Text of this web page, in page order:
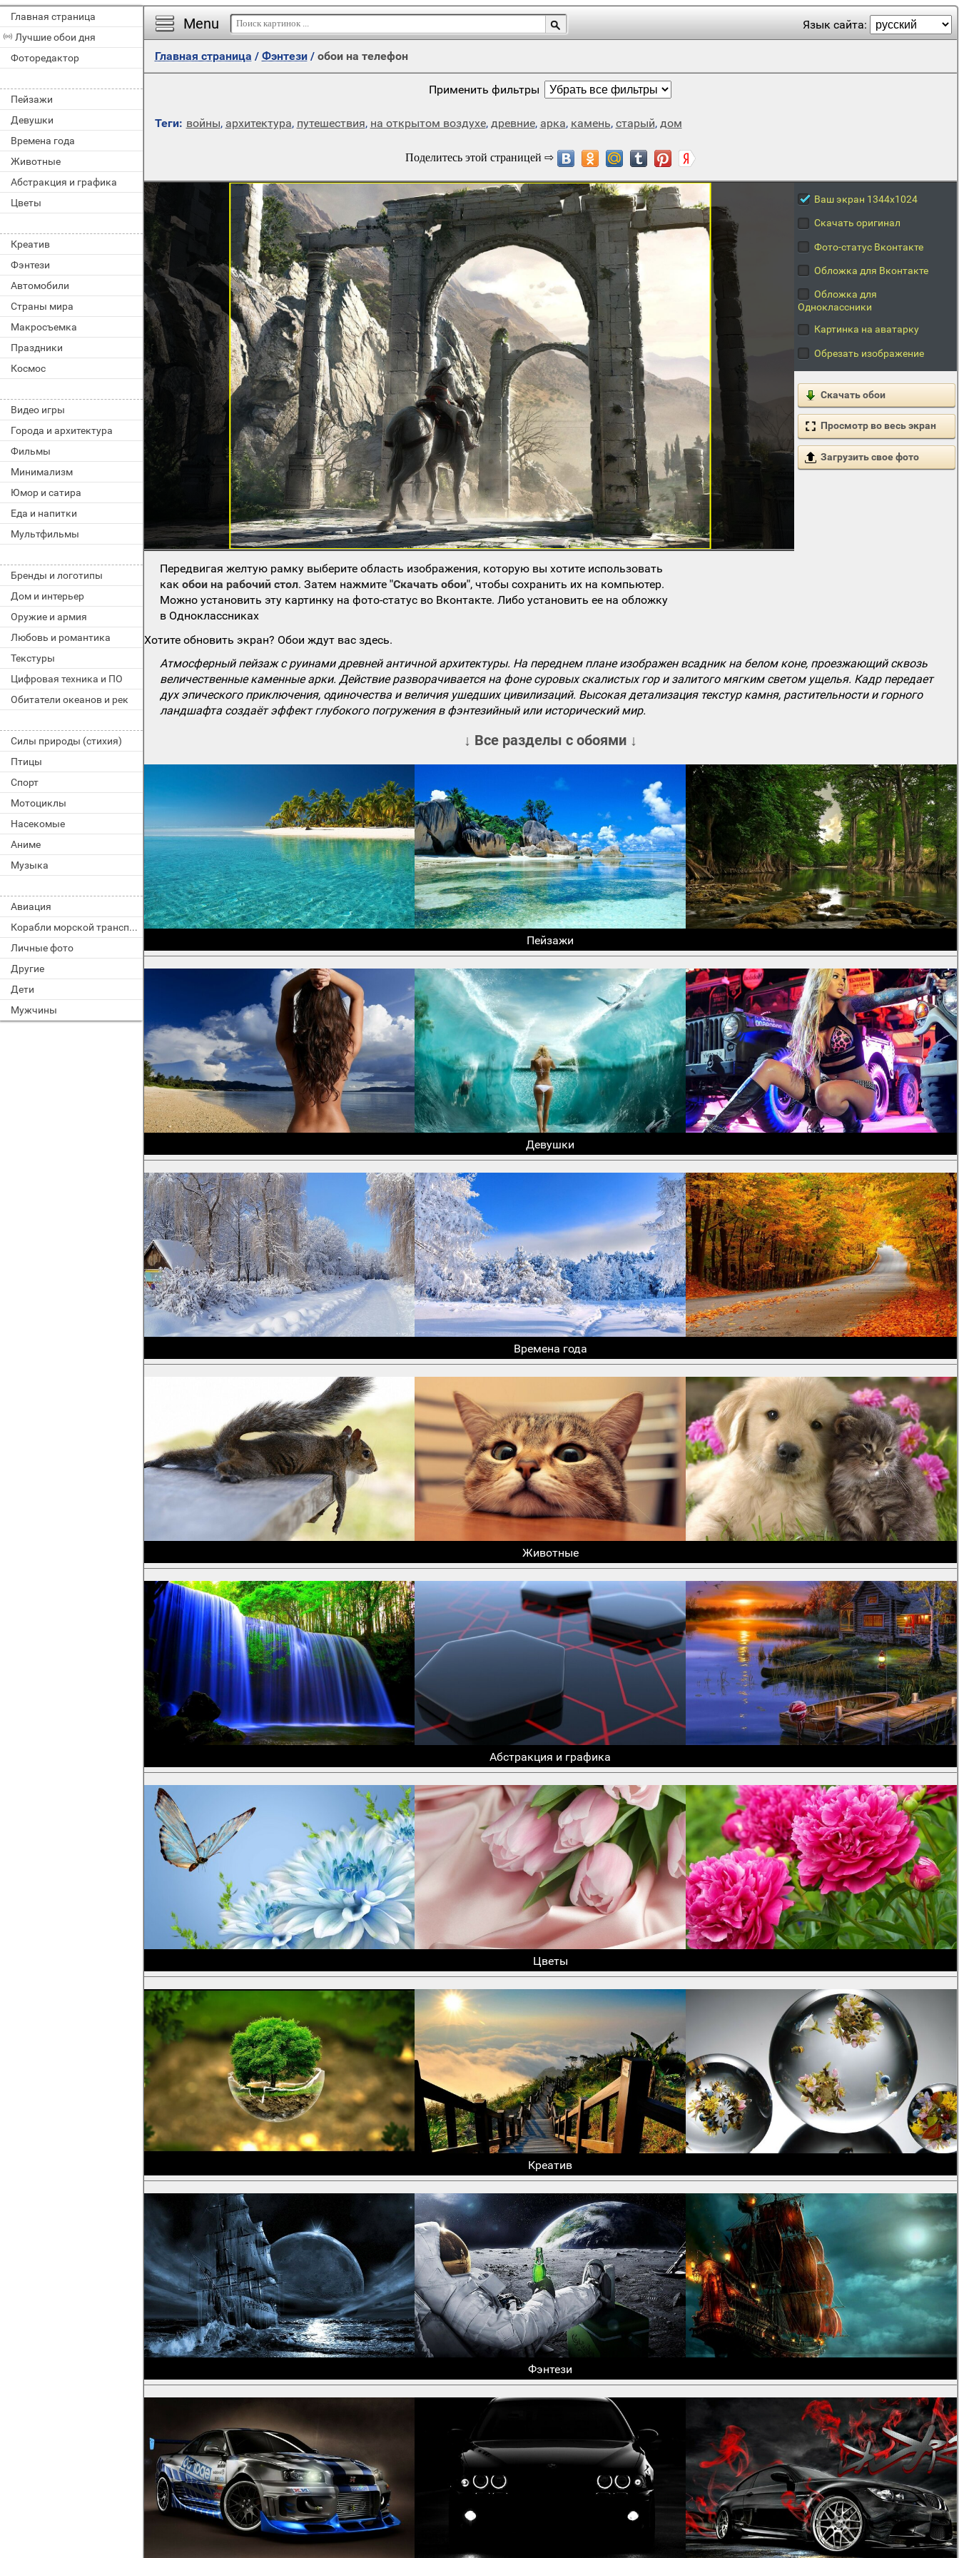
Главная страница
Лучшие обои дня
Фоторедактор
Пейзажи
Девушки
Времена года
Животные
Абстракция и графика
Цветы
Креатив
Фэнтези
Автомобили
Страны мира
Макросъемка
Праздники
Космос
Видео игры
Города и архитектура
Фильмы
Минимализм
Юмор и сатира
Еда и напитки
Мультфильмы
Бренды и логотипы
Дом и интерьер
Оружие и армия
Любовь и романтика
Текстуры
Цифровая техника и ПО
Обитатели океанов и рек
Силы природы (стихия)
Птицы
Спорт
Мотоциклы
Насекомые
Аниме
Музыка
Авиация
Корабли морской транспорт
Личные фото
Другие
Дети
Мужчины
Menu Язык сайта:
Главная страница / Фэнтези/ обои на телефон
Применить фильтры
Теги: войны, архитектура, путешествия, на открытом воздухе, древние, арка, камень, старый, дом
Ваш экран 1344x1024
Скачать оригинал
Фото-статус Вконтакте
Обложка для Вконтакте
Обложка для
Одноклассники
Картинка на аватарку
Обрезать изображение
Скачать обои
Просмотр во весь экран
Загрузить свое фото
Передвигая желтую рамку выберите область изображения, которую вы хотите использовать
какобои на рабочий стол. Затем нажмите"Скачать обои", чтобы сохранить их на компьютер.
Можно установить эту картинку на фото-статус во Вконтакте. Либо установить ее на обложку
в Одноклассниках
Хотите обновить экран? Обои ждут вас здесь.
Атмосферный пейзаж с руинами древней античной архитектуры. На переднем плане изображен всадник на белом коне, проезжающий сквозь
величественные каменные арки. Действие разворачивается на фоне суровых скалистых гор и залитого мягким светом ущелья. Кадр передает
дух эпического приключения, одиночества и величия ушедших цивилизаций. Высокая детализация текстур камня, растительности и горного
ландшафта создаёт эффект глубокого погружения в фэнтезийный или исторический мир.
↓ Все разделы с обоями ↓
Пейзажи
Девушки
Времена года
Животные
Абстракция и графика
Цветы
Креатив
Фэнтези